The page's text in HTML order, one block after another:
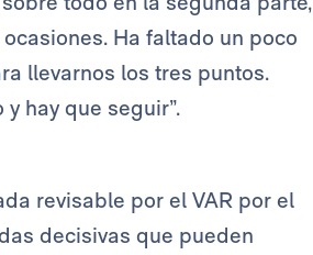
Ha faltado un poco
llevarnos los tres puntos.
hay que seguir”.
revisable por el VAR por el
decisivas que pueden